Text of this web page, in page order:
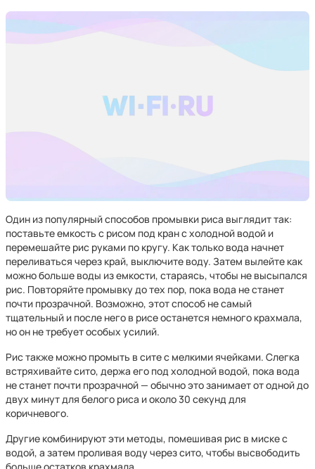
Один из популярный способов промывки риса выглядит так:
поставьте емкость с рисом под кран с холодной водой и
перемешайте рис руками по кругу. Как только вода начнет
переливаться через край, выключите воду. Затем вылейте как
можно больше воды из емкости, стараясь, чтобы не высыпался
рис. Повторяйте промывку до тех пор, пока вода не станет
почти прозрачной. Возможно, этот способ не самый
тщательный и после него в рисе останется немного крахмала,
но он не требует особых усилий.
Рис также можно промыть в сите с мелкими ячейками. Слегка
встряхивайте сито, держа его под холодной водой, пока вода
не станет почти прозрачной — обычно это занимает от одной до
двух минут для белого риса и около 30 секунд для
коричневого.
Другие комбинируют эти методы, помешивая рис в миске с
водой, а затем проливая воду через сито, чтобы высвободить